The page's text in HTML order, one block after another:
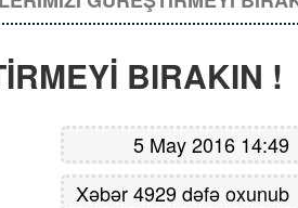
BIRAKIN !
5 May 2016 14:49
Xəbər 4929 dəfə oxunub